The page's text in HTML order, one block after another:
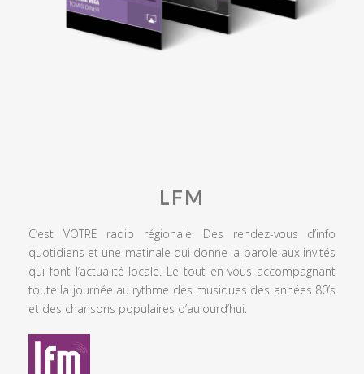
LFM
C’est VOTRE radio régionale. Des rendez-vous d’info
quotidiens et une matinale qui donne la parole aux invités
qui font l’actualité locale. Le tout en vous accompagnant
toute la journée au rythme des musiques des années 80’s
et des chansons populaires d’aujourd’hui.